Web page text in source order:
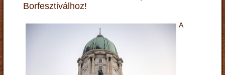
Borfesztiválhoz!
A